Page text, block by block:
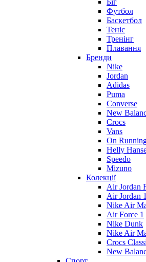
Футбол
Баскетбол
Теніс
Тренінг
Плавання
Бренди
Nike
Jordan
Adidas
Puma
Converse
New
Crocs
Vans
On
Helly
Speedo
Mizuno
Колекції
Air Jordan
Air Jordan 1
Nike Air
Air Force 1
Nike Dunk
Nike Air
Crocs
New